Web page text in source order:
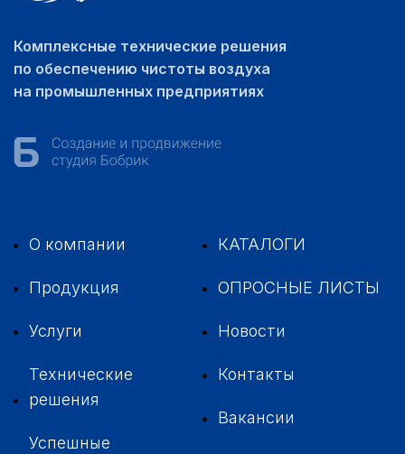
Комплексные технические решения
по обеспечению чистоты воздуха
на промышленных предприятиях
О компании
Продукция
Услуги
Технические
решения
Успешные
КАТАЛОГИ
ОПРОСНЫЕ ЛИСТЫ
Новости
Контакты
Вакансии